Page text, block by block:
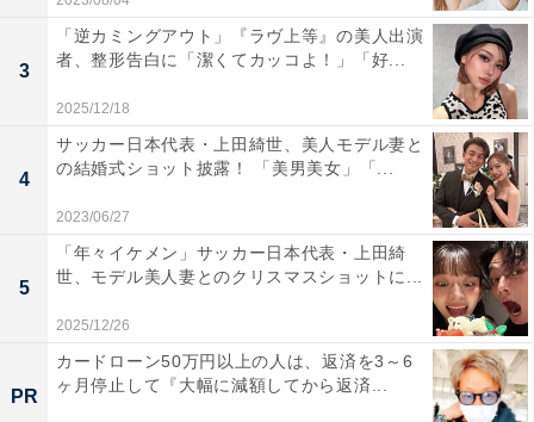
3
「逆カミングアウト」『ラヴ上等』の美人出演
者、整形告白に「潔くてカッコよ！」「好...
2025/12/18
4
サッカー日本代表・上田綺世、美人モデル妻と
の結婚式ショット披露！ 「美男美女」「...
2023/06/27
5
「年々イケメン」サッカー日本代表・上田綺
世、モデル美人妻とのクリスマスショットに...
2025/12/26
PR
カードローン50万円以上の人は、返済を3～6
ヶ月停止して『大幅に減額してから返済...